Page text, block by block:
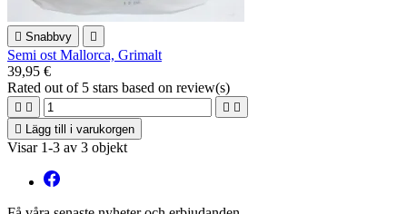
 Snabbvy 
Semi ost Mallorca, Grimalt
39,95 €
Rated out of 5 stars based on review(s)
   

Lägg till i varukorgen
Visar 1-3 av 3 objekt